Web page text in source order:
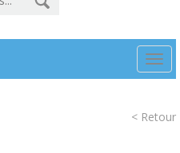
< Retour